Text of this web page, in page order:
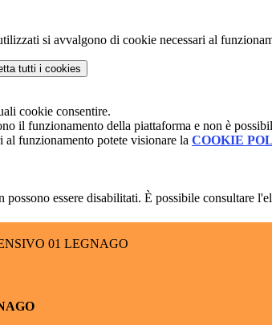
si avvalgono di cookie necessari al
tutti i cookies
cookie consentire.
il funzionamento della piattaforma e non è
al funzionamento potete visionare la COOKIE
essere disabilitati. È possibile consultare
01 LEGNAGO